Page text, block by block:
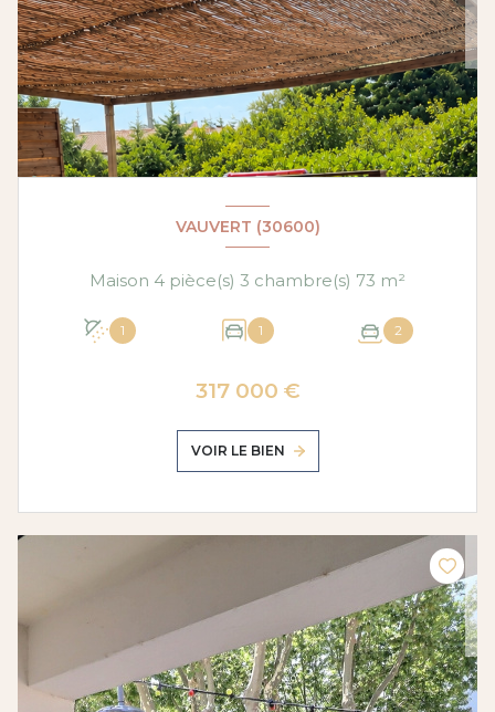
VAUVERT (30600)
Maison 4 pièce(s) 3 chambre(s) 73 m²
1 1 2
317 000 €
VOIR LE BIEN